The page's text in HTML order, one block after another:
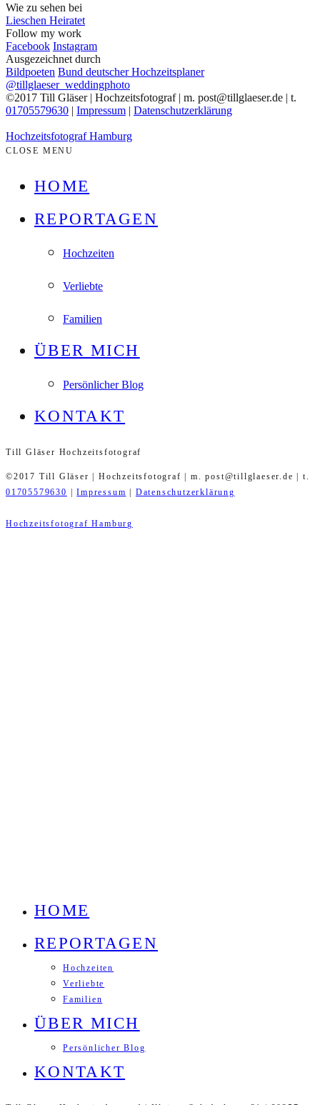
Wie zu sehen bei
Lieschen Heiratet
Follow my work
Facebook Instagram
Ausgezeichnet durch
Bildpoeten Bund deutscher Hochzeitsplaner
@tillglaeser_weddingphoto
©2017 Till Gläser | Hochzeitsfotograf | m. post@tillglaeser.de | t.
01705579630 | Impressum | Datenschutzerklärung
Hochzeitsfotograf Hamburg
CLOSE MENU
HOME
REPORTAGEN
Hochzeiten
Verliebte
Familien
ÜBER MICH
Persönlicher Blog
KONTAKT
Till Gläser Hochzeitsfotograf
©2017 Till Gläser | Hochzeitsfotograf | m. post@tillglaeser.de | t.
01705579630
|Impressum Datenschutzerklärung
Hochzeitsfotograf Hamburg
HOME
REPORTAGEN
Hochzeiten
Verliebte
Familien
ÜBER MICH
Persönlicher Blog
KONTAKT